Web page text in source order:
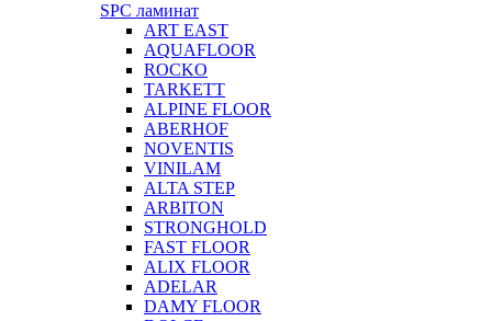
SPC ламинат
ART EAST
AQUAFLOOR
ROCKO
TARKETT
ALPINE FLOOR
ABERHOF
NOVENTIS
VINILAM
ALTA STEP
ARBITON
STRONGHOLD
FAST FLOOR
ALIX FLOOR
ADELAR
DAMY FLOOR